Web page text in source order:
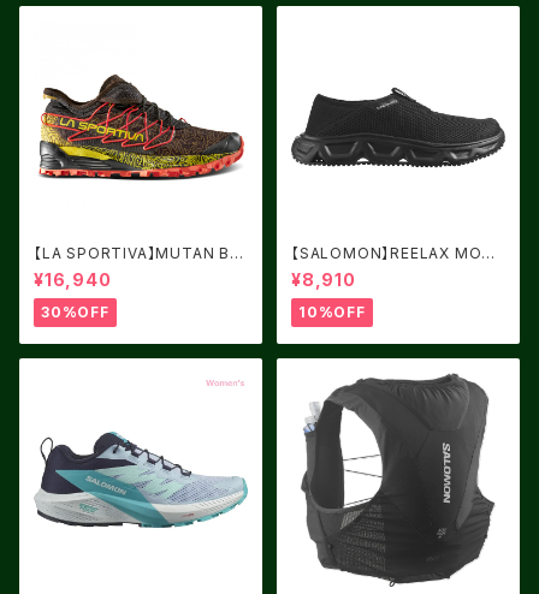
【LA SPORTIVA】MUTAN BL
ACK/YELLOW サイズ：41
¥16,940
30%OFF
【SALOMON】REELAX MOC
6.0 Black / Black / Alloy
¥8,910
10%OFF